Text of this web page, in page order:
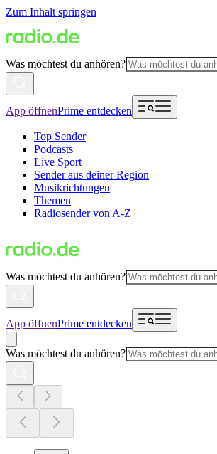
Zum Inhalt springen
Was möchtest du anhören?
App öffnenPrime entdecken
Top Sender
Podcasts
Live Sport
Sender aus deiner Region
Musikrichtungen
Themen
Radiosender von A-Z
Was möchtest du anhören?
App öffnenPrime entdecken
Was möchtest du anhören?